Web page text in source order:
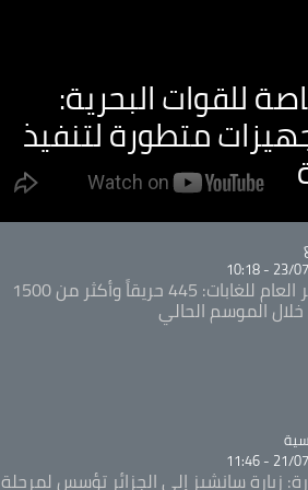
للقوات البحرية:
متطورة لتنفيذ
23/07/
المدير العام للغابات: 445 حريقاً وأكثر من 1500
الموسم الحالي
21/07/
زيارة سانشيز إلى الجزائر تؤسس لمرحلة